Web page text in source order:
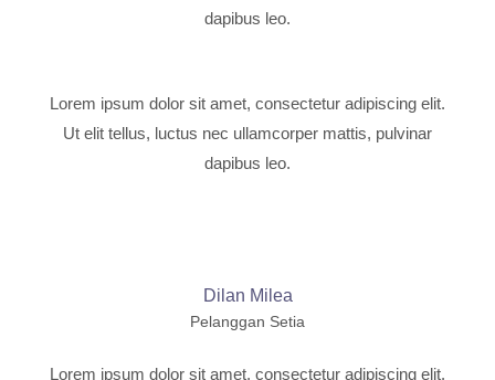
dapibus leo.
Lorem ipsum dolor sit amet, consectetur adipiscing elit.
Ut elit tellus, luctus nec ullamcorper mattis, pulvinar
dapibus leo.
Dilan Milea
Pelanggan Setia
Lorem ipsum dolor sit amet, consectetur adipiscing elit.